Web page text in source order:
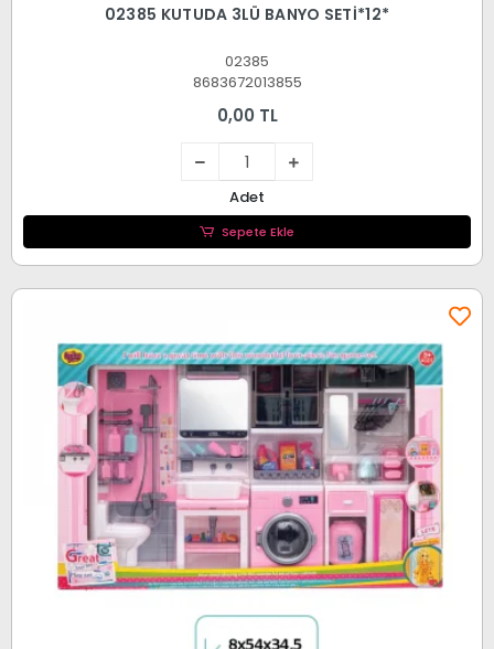
02385 KUTUDA 3LÜ BANYO SETİ*12*
02385
8683672013855
0,00 TL
Adet
Sepete Ekle